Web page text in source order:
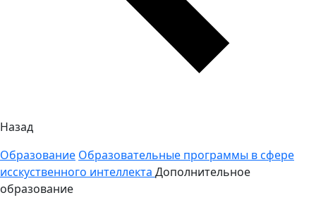
Назад
Образование Образовательные программы в сфере
исскуственного интеллекта Дополнительное
образование